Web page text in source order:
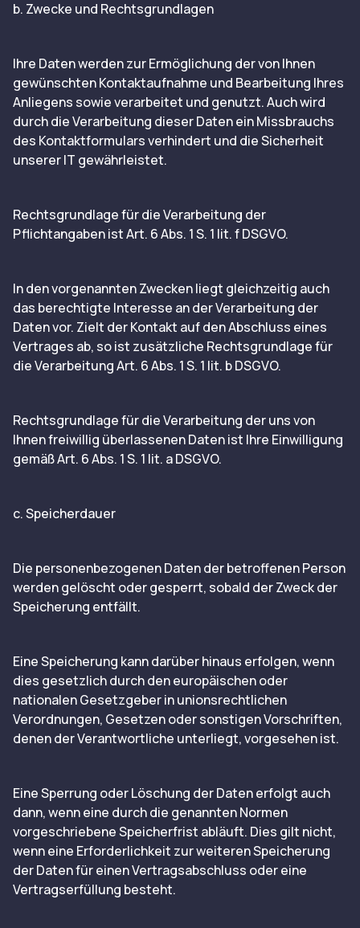
b. Zwecke und Rechtsgrundlagen
Ihre Daten werden zur Ermöglichung der von Ihnen
gewünschten Kontaktaufnahme und Bearbeitung Ihres
Anliegens sowie verarbeitet und genutzt. Auch wird
durch die Verarbeitung dieser Daten ein Missbrauchs
des Kontaktformulars verhindert und die Sicherheit
unserer IT gewährleistet.
Rechtsgrundlage für die Verarbeitung der
Pflichtangaben ist Art. 6 Abs. 1 S. 1 lit. f DSGVO.
In den vorgenannten Zwecken liegt gleichzeitig auch
das berechtigte Interesse an der Verarbeitung der
Daten vor. Zielt der Kontakt auf den Abschluss eines
Vertrages ab, so ist zusätzliche Rechtsgrundlage für
die Verarbeitung Art. 6 Abs. 1 S. 1 lit. b DSGVO.
Rechtsgrundlage für die Verarbeitung der uns von
Ihnen freiwillig überlassenen Daten ist Ihre Einwilligung
gemäß Art. 6 Abs. 1 S. 1 lit. a DSGVO.
c. Speicherdauer
Die personenbezogenen Daten der betroffenen Person
werden gelöscht oder gesperrt, sobald der Zweck der
Speicherung entfällt.
Eine Speicherung kann darüber hinaus erfolgen, wenn
dies gesetzlich durch den europäischen oder
nationalen Gesetzgeber in unionsrechtlichen
Verordnungen, Gesetzen oder sonstigen Vorschriften,
denen der Verantwortliche unterliegt, vorgesehen ist.
Eine Sperrung oder Löschung der Daten erfolgt auch
dann, wenn eine durch die genannten Normen
vorgeschriebene Speicherfrist abläuft. Dies gilt nicht,
wenn eine Erforderlichkeit zur weiteren Speicherung
der Daten für einen Vertragsabschluss oder eine
Vertragserfüllung besteht.